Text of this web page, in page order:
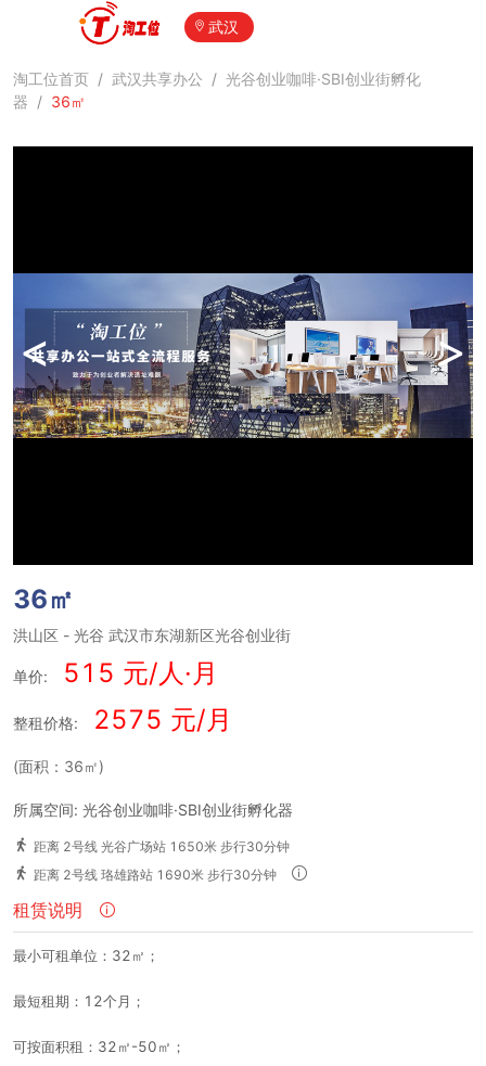
武汉
淘工位首页 / 武汉共享办公 / 光谷创业咖啡·SBI创业街孵化
器 / 36㎡
< >
36㎡
洪山区 - 光谷 武汉市东湖新区光谷创业街
单价: 515 元/人·月
整租价格: 2575 元/月
(面积：36㎡)
所属空间: 光谷创业咖啡·SBI创业街孵化器
距离 2号线 光谷广场站 1650米 步行30分钟
距离 2号线 珞雄路站 1690米 步行30分钟
租赁说明
最小可租单位：32㎡；
最短租期：12个月；
可按面积租：32㎡-50㎡；